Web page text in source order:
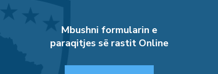
Mbushni formularin e
paraqitjes së rastit Online